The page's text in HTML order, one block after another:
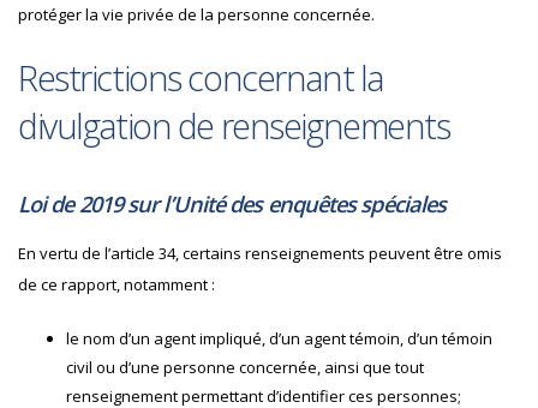
protéger la vie privée de la personne concernée.
Restrictions concernant la
divulgation de renseignements
Loi de 2019 sur l’Unité des enquêtes spéciales
En vertu de l’article 34, certains renseignements peuvent être omis
de ce rapport, notamment :
le nom d’un agent impliqué, d’un agent témoin, d’un témoin
civil ou d’une personne concernée, ainsi que tout
renseignement permettant d’identifier ces personnes;